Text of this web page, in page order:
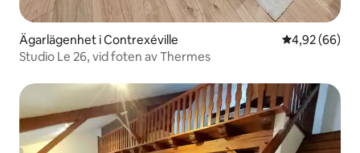
Ägarlägenhet i Contrexéville 4,92 av 5 i
4,92 (66)
Studio Le 26, vid foten av Thermes